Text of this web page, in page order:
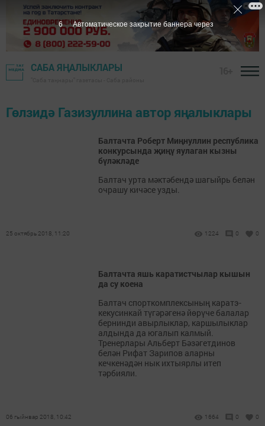
САБА ЯҢАЛЫКЛАРЫ
Гөлзидә Газизуллина автор яңалыклары
Балтачта Роберт Миңнуллин республика
конкурсында җиңү яулаган кызны
бүләкләде
Балтач урта мәктәбендә шагыйрь белән
очрашу кичәсе узды.
25 октябрь 2018, 11:20 1224 0 0
Балтачта яшь каратистчылар кышын
да су коена
Балтач спорткомплексының каратэ-
кекусинкай түгәрәгенә йөрүче балалар
бернинди авырлыклар, каршылыклар
алдында да югалып калмый.
Тренерлары Альберт Бәзәгетдинов
белән Рифат Зарипов аларны
кечкенәдән нык ихтыярлы итеп
тәрбияли.
06 гыйнвар 2018, 10:42 1664 0 0
6 Автоматическое закрытие баннера через